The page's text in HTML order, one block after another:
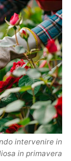
intervenire in
in primavera